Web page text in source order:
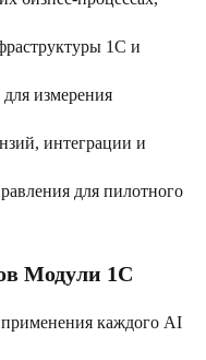
1C и
измерения
интеграции и
для пилотного
Модули 1C
каждого AI